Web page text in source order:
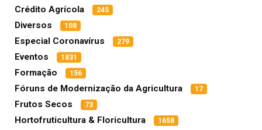
Crédito Agrícola 245
Diversos 108
Especial Coronavírus 279
Eventos 1831
Formação 156
Fóruns de Modernização da Agricultura 17
Frutos Secos 73
Hortofruticultura & Floricultura 1658